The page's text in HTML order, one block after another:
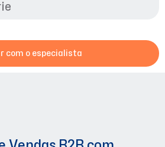
com o especialista